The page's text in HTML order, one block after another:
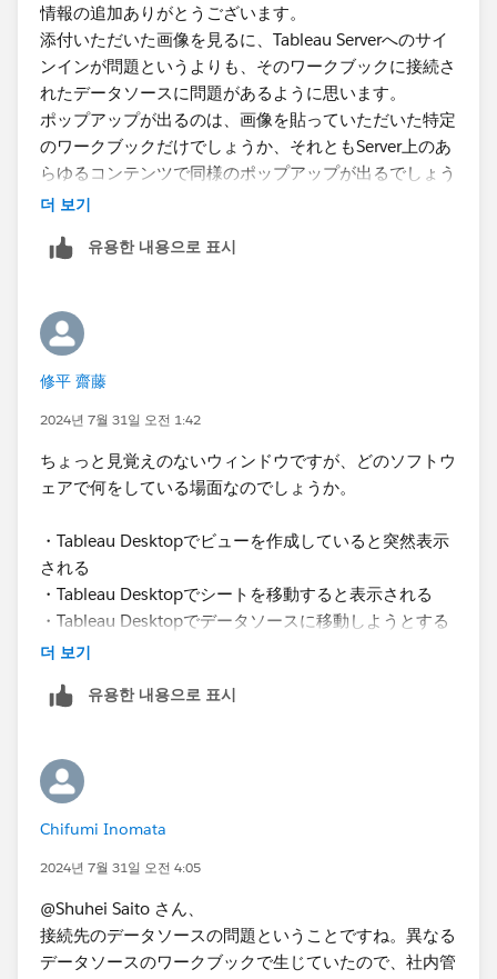
情報の追加ありがとうございます。
添付いただいた画像を見るに、Tableau Serverへのサイ
ンインが問題というよりも、そのワークブックに接続さ
れたデータソースに問題があるように思います。
ポップアップが出るのは、画像を貼っていただいた特定
のワークブックだけでしょうか、それともServer上のあ
らゆるコンテンツで同様のポップアップが出るでしょう
か？
더 보기
유용한 내용으로 표시
修平 齋藤
2024년 7월 31일 오전 1:42
ちょっと見覚えのないウィンドウですが、どのソフトウ
ェアで何をしている場面なのでしょうか。
・Tableau Desktopでビューを作成していると突然表示
される
・Tableau Desktopでシートを移動すると表示される
・Tableau Desktopでデータソースに移動しようとする
と表示される
ようとすると表示される
・Tableau Serverでプロジェクトやリソースをブラウジ
ングしていると突然表示される
・Tableau Serverでパーミッションを設定しようとする
と表示される
더 보기
유용한 내용으로 표시
Chifumi Inomata
2024년 7월 31일 오전 4:05
@Shuhei Saito さん、
接続先のデータソースの問題ということですね。異なる
データソースのワークブックで生じていたので、社内管